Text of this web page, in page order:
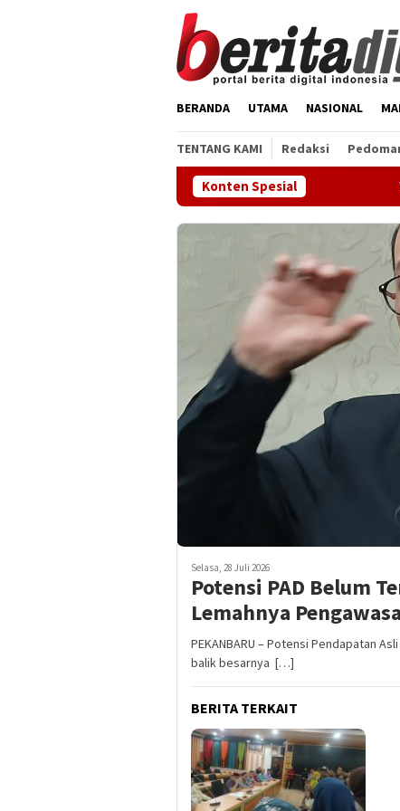
BERANDA UTAMA NASIONAL
TENTANG KAMI Redaksi
Konten SpesialVonis Jauh di
Selasa, 28 Juli 2026
Potensi PAD Belum
Lemahnya
PEKANBARU – Potensi Pendapatan
balik besarnya […]
BERITA TERKAIT